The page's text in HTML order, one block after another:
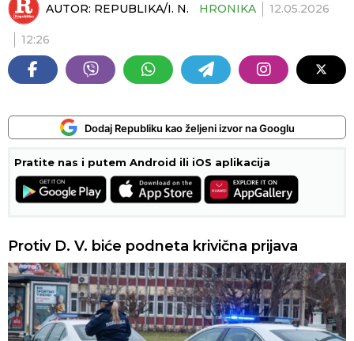
AUTOR: REPUBLIKA/I. N. HRONIKA 12.05.2026
12:26
Dodaj Republiku kao željeni izvor na Googlu
Pratite nas i putem Android ili iOS aplikacija
Protiv D. V. biće podneta krivična prijava